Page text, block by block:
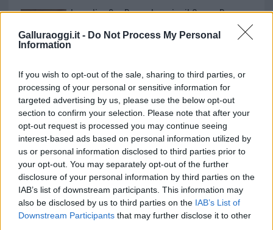
Galluraoggi.it - Do Not Process My Personal
Information
If you wish to opt-out of the sale, sharing to third parties, or
processing of your personal or sensitive information for
targeted advertising by us, please use the below opt-out
section to confirm your selection. Please note that after your
opt-out request is processed you may continue seeing
interest-based ads based on personal information utilized by
us or personal information disclosed to third parties prior to
your opt-out. You may separately opt-out of the further
disclosure of your personal information by third parties on the
IAB’s list of downstream participants. This information may
also be disclosed by us to third parties on the IAB’s List of
Downstream Participants that may further disclose it to other
Incendi, a San Pasquale arriva il Campo Base:
l’inaugurazione
partecipazione per il suo racconto
Calangianus, allarme sul centro accoglienza
minori, Albieri: “Episodi gravissimi”
Gallura, finti clienti svuotano le suite: furto da
50mila nel resort
Meteo Olbia 7 agosto, sole e caldo tornano